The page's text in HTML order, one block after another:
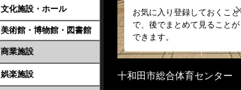
文化施設・ホール
美術館・博物館・図書館
商業施設
娯楽施設
お気に入り登録しておくこと
で、後でまとめて見ることが
できます。
十和田市総合体育センター